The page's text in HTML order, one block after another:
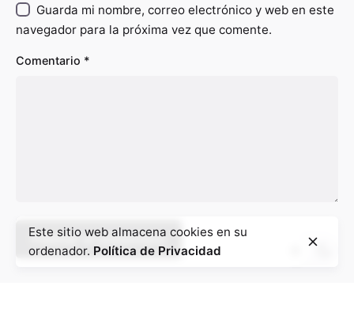
Guarda mi nombre, correo electrónico y web en este
navegador para la próxima vez que comente.
Comentario *
Este sitio web almacena cookies en su
ordenador. Política de Privacidad